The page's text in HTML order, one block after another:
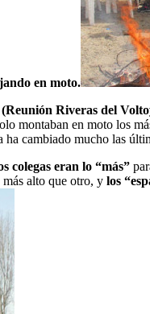
en moto.
Riveras del
montaban en moto los
ha cambiado mucho las
colegas eran lo “más”
más alto que otro, y los